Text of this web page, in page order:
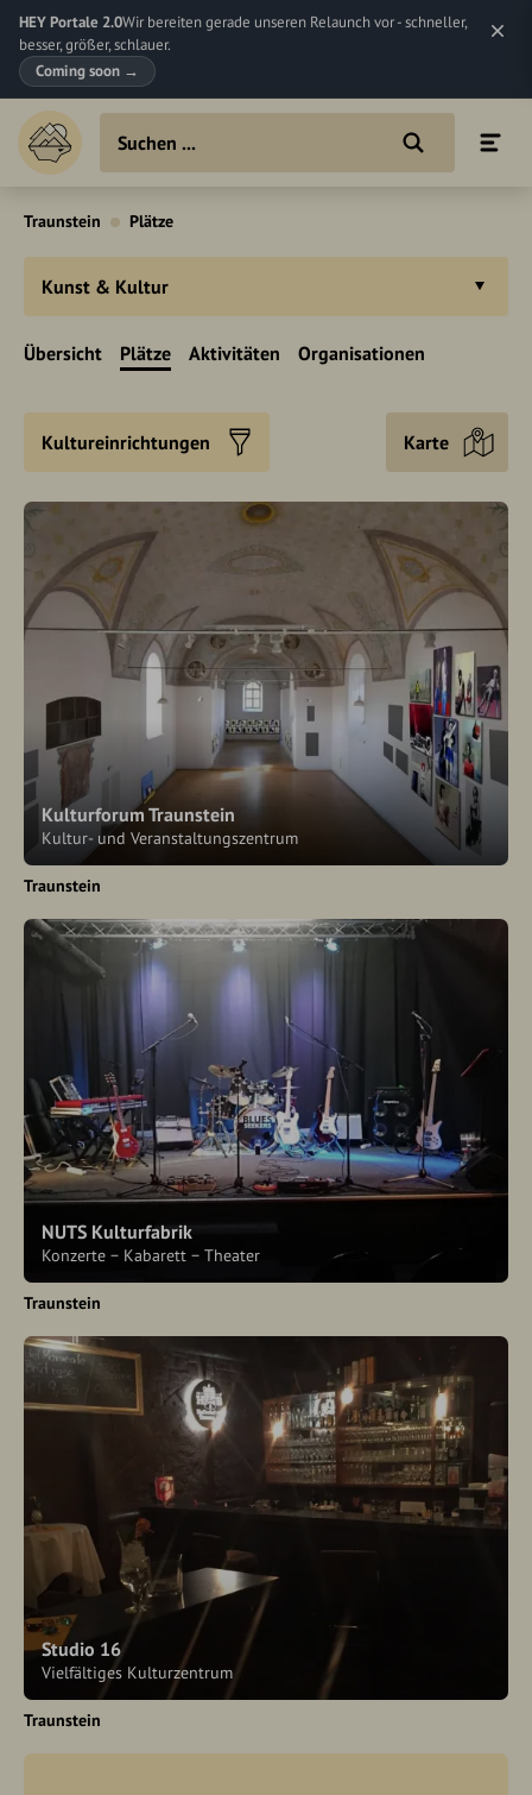
HEY Portale 2.0Wir bereiten gerade unseren Relaunch vor - schneller,
besser, größer, schlauer.
Coming soon →
Traunstein Plätze
Kunst & Kultur
Übersicht Plätze Aktivitäten Organisationen
Kultureinrichtungen Karte
Kulturforum Traunstein
Kultur- und Veranstaltungszentrum
Traunstein
NUTS Kulturfabrik
Konzerte − Kabarett − Theater
Traunstein
Studio 16
Vielfältiges Kulturzentrum
Traunstein